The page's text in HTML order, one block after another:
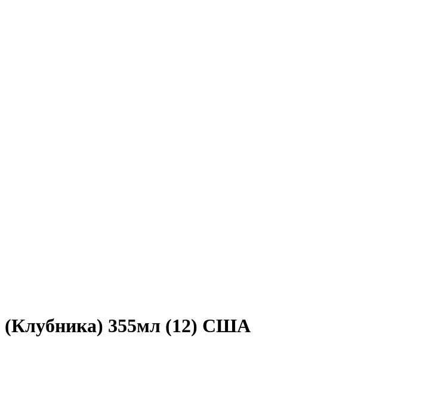
(Клубника) 355мл (12) США